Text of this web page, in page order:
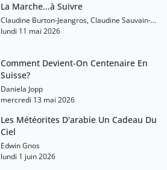
La Marche...à Suivre
Claudine Burton-Jeangros, Claudine Sauvain-
Dugerdil, Claude-François Robert, Bernt
lundi 11 mai 2026
Comment Devient-On Centenaire En
Suisse?
Daniela Jopp
mercredi 13 mai 2026
Les Météorites D'arabie Un Cadeau Du
Ciel
Edwin Gnos
lundi 1 juin 2026